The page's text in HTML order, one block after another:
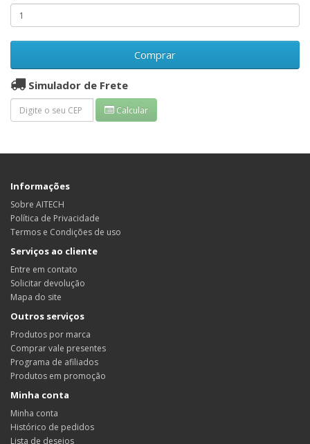
Comprar
Simulador de Frete
Calcular
Informações
Sobre AITECH
Política de Privacidade
Termos e Condições de uso
Serviços ao cliente
Entre em contato
Solicitar devolução
Mapa do site
Outros serviços
Produtos por marca
Comprar vale presentes
Programa de afiliados
Produtos em promoção
Minha conta
Minha conta
Histórico de pedidos
Lista de desejos